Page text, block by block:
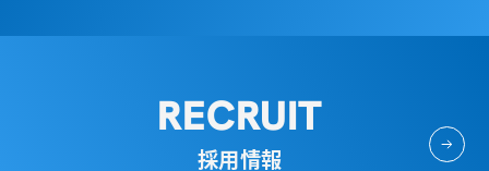
RECRUIT
採用情報